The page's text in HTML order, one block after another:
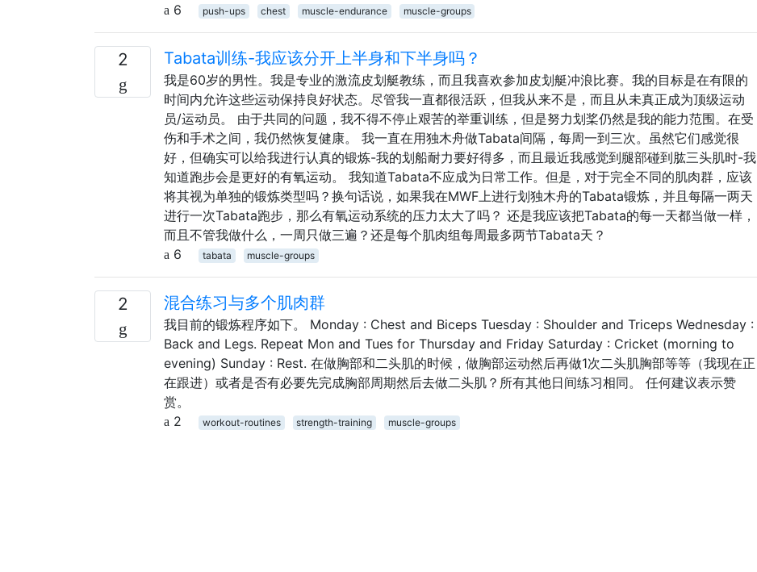
6
push-ups chest muscle-endurance muscle-groups
2 Tabata训练-我应该分开上半身和下半身吗？
我是60岁的男性。我是专业的激流皮划艇教练，而且我喜欢参加皮划艇冲浪比赛。我的目标是在有限的
时间内允许这些运动保持良好状态。尽管我一直都很活跃，但我从来不是，而且从未真正成为顶级运动
员/运动员。 由于共同的问题，我不得不停止艰苦的举重训练，但是努力划桨仍然是我的能力范围。在受
伤和手术之间，我仍然恢复健康。 我一直在用独木舟做Tabata间隔，每周一到三次。虽然它们感觉很
好，但确实可以给我进行认真的锻炼-我的划船耐力要好得多，而且最近我感觉到腿部碰到肱三头肌时-我
知道跑步会是更好的有氧运动。 我知道Tabata不应成为日常工作。但是，对于完全不同的肌肉群，应该
将其视为单独的锻炼类型吗？换句话说，如果我在MWF上进行划独木舟的Tabata锻炼，并且每隔一两天
进行一次Tabata跑步，那么有氧运动系统的压力太大了吗？ 还是我应该把Tabata的每一天都当做一样，
而且不管我做什么，一周只做三遍？还是每个肌肉组每周最多两节Tabata天？
6
tabata muscle-groups
2 混合练习与多个肌肉群
我目前的锻炼程序如下。 Monday : Chest and Biceps Tuesday : Shoulder and Triceps Wednesday :
Back and Legs. Repeat Mon and Tues for Thursday and Friday Saturday : Cricket (morning to
evening) Sunday : Rest. 在做胸部和二头肌的时候，做胸部运动然后再做1次二头肌胸部等等（我现在正
在跟进）或者是否有必要先完成胸部周期然后去做二头肌？所有其他日间练习相同。 任何建议表示赞
赏。
2
workout-routines strength-training muscle-groups